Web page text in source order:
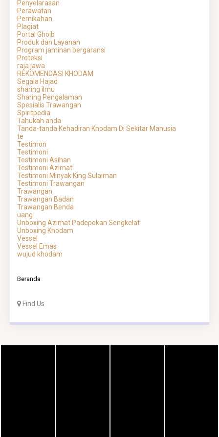
Penyelarasan
Perawatan
Pernikahan
Plagiat
Portal Ghoib
Produk dan Layanan
Program jaminan bergaransi
Proteksi
raja jawa
REKOMENDASI KHODAM
Segala Hajad
sharing ilmu
Sharing Pengalaman
Spesialis Trawangan
Spiritpedia
Tahukah anda
Tanda-tanda Kehadiran Khodam Di Sekitar Manusia
te
Testimon
Testimoni
Testimoni Asihan
Testimoni Azimat
Testimoni Minyak King Sulaiman
Testimoni Trawangan
Trawangan
Trawangan Badan
Trawangan Benda
uang
Unboxing Azimat Padepokan Sengkelat
Unboxing Khodam
Vessel
Vessel Emas
wujud khodam
Beranda
Find Us